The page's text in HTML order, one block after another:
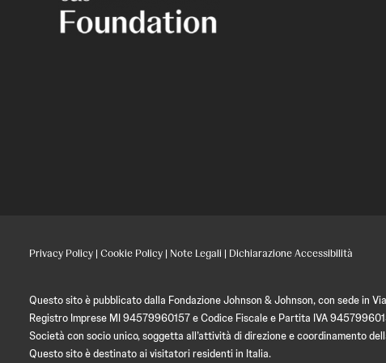
Privacy Policy | Cookie Policy | Note Legali | Dichiarazione Accessibilità
Questo sito è pubblicato dalla Fondazione Johnson & Johnson, con sede in
Registro Imprese MI 94579960157 e Codice Fiscale e Partita IVA
Società con socio unico, soggetta all’attività di direzione e coordinamento
Questo sito è destinato ai visitatori residenti in Italia.